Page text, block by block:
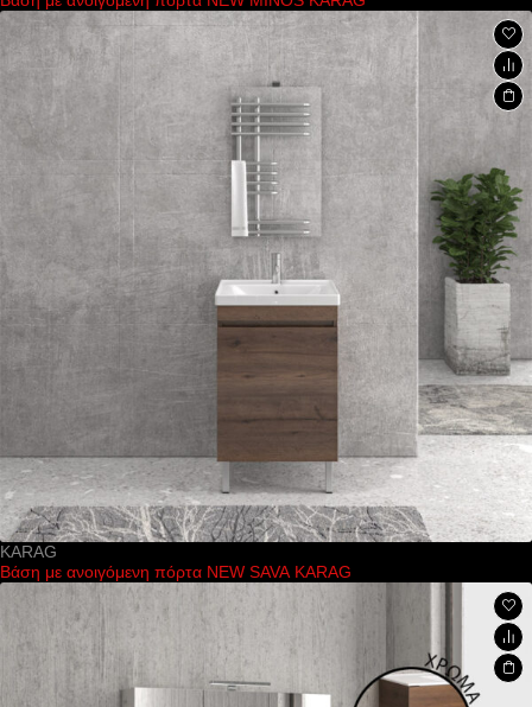
KARAG
Βάση με ανοιγόμενη πόρτα NEW SAVA KARAG